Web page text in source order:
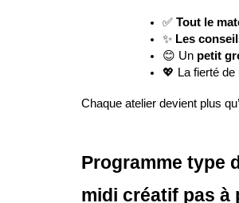
✅ Tout le
✨ Les
😊 Un petit
💖 La fierté
Chaque atelier devient plus
Programme type
midi créatif pas à